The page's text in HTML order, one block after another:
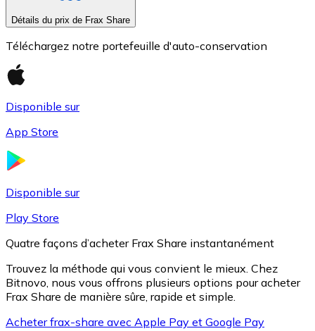
Détails du prix de Frax Share
Téléchargez notre portefeuille d'auto-conservation
Disponible sur
App Store
Disponible sur
Play Store
Quatre façons d’acheter Frax Share instantanément
Trouvez la méthode qui vous convient le mieux. Chez
Bitnovo, nous vous offrons plusieurs options pour acheter
Frax Share de manière sûre, rapide et simple.
Acheter frax-share avec Apple Pay et Google Pay